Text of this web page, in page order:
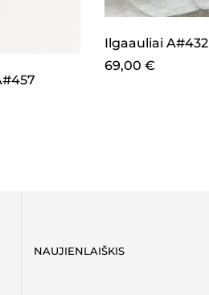
Ilgaauliai A#432
69,00 €
NAUJIENLAIŠKIS